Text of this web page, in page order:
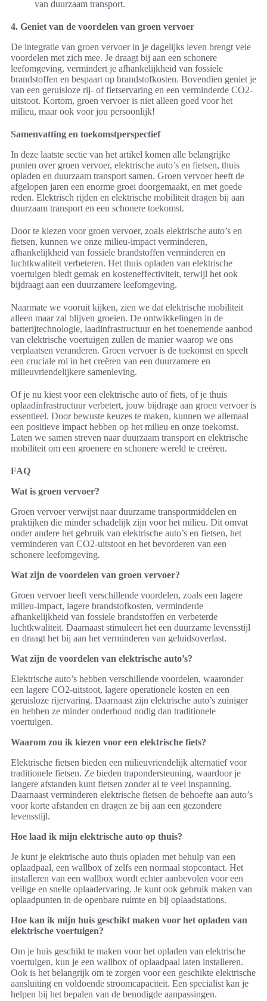
van duurzaam transport.
4. Geniet van de voordelen van groen vervoer
De integratie van groen vervoer in je dagelijks leven brengt vele
voordelen met zich mee. Je draagt bij aan een schonere
leefomgeving, vermindert je afhankelijkheid van fossiele
brandstoffen en bespaart op brandstofkosten. Bovendien geniet je
van een geruisloze rij- of fietservaring en een verminderde CO2-
uitstoot. Kortom, groen vervoer is niet alleen goed voor het
milieu, maar ook voor jou persoonlijk!
Samenvatting en toekomstperspectief
In deze laatste sectie van het artikel komen alle belangrijke
punten over groen vervoer, elektrische auto’s en fietsen, thuis
opladen en duurzaam transport samen. Groen vervoer heeft de
afgelopen jaren een enorme groei doorgemaakt, en met goede
reden. Elektrisch rijden en elektrische mobiliteit dragen bij aan
duurzaam transport en een schonere toekomst.
Door te kiezen voor groen vervoer, zoals elektrische auto’s en
fietsen, kunnen we onze milieu-impact verminderen,
afhankelijkheid van fossiele brandstoffen verminderen en
luchtkwaliteit verbeteren. Het thuis opladen van elektrische
voertuigen biedt gemak en kosteneffectiviteit, terwijl het ook
bijdraagt aan een duurzamere leefomgeving.
Naarmate we vooruit kijken, zien we dat elektrische mobiliteit
alleen maar zal blijven groeien. De ontwikkelingen in de
batterijtechnologie, laadinfrastructuur en het toenemende aanbod
van elektrische voertuigen zullen de manier waarop we ons
verplaatsen veranderen. Groen vervoer is de toekomst en speelt
een cruciale rol in het creëren van een duurzamere en
milieuvriendelijkere samenleving.
Of je nu kiest voor een elektrische auto of fiets, of je thuis
oplaadinfrastructuur verbetert, jouw bijdrage aan groen vervoer is
essentieel. Door bewuste keuzes te maken, kunnen we allemaal
een positieve impact hebben op het milieu en onze toekomst.
Laten we samen streven naar duurzaam transport en elektrische
mobiliteit om een groenere en schonere wereld te creëren.
FAQ
Wat is groen vervoer?
Groen vervoer verwijst naar duurzame transportmiddelen en
praktijken die minder schadelijk zijn voor het milieu. Dit omvat
onder andere het gebruik van elektrische auto’s en fietsen, het
verminderen van CO2-uitstoot en het bevorderen van een
schonere leefomgeving.
Wat zijn de voordelen van groen vervoer?
Groen vervoer heeft verschillende voordelen, zoals een lagere
milieu-impact, lagere brandstofkosten, verminderde
afhankelijkheid van fossiele brandstoffen en verbeterde
luchtkwaliteit. Daarnaast stimuleert het een duurzame levensstijl
en draagt het bij aan het verminderen van geluidsoverlast.
Wat zijn de voordelen van elektrische auto’s?
Elektrische auto’s hebben verschillende voordelen, waaronder
een lagere CO2-uitstoot, lagere operationele kosten en een
geruisloze rijervaring. Daarnaast zijn elektrische auto’s zuiniger
en hebben ze minder onderhoud nodig dan traditionele
voertuigen.
Waarom zou ik kiezen voor een elektrische fiets?
Elektrische fietsen bieden een milieuvriendelijk alternatief voor
traditionele fietsen. Ze bieden trapondersteuning, waardoor je
langere afstanden kunt fietsen zonder al te veel inspanning.
Daarnaast verminderen elektrische fietsen de behoefte aan auto’s
voor korte afstanden en dragen ze bij aan een gezondere
levensstijl.
Hoe laad ik mijn elektrische auto op thuis?
Je kunt je elektrische auto thuis opladen met behulp van een
oplaadpaal, een wallbox of zelfs een normaal stopcontact. Het
installeren van een wallbox wordt echter aanbevolen voor een
veilige en snelle oplaadervaring. Je kunt ook gebruik maken van
oplaadpunten in de openbare ruimte en bij oplaadstations.
Hoe kan ik mijn huis geschikt maken voor het opladen van
elektrische voertuigen?
Om je huis geschikt te maken voor het opladen van elektrische
voertuigen, kun je een wallbox of oplaadpaal laten installeren.
Ook is het belangrijk om te zorgen voor een geschikte elektrische
aansluiting en voldoende stroomcapaciteit. Een specialist kan je
helpen bij het bepalen van de benodigde aanpassingen.